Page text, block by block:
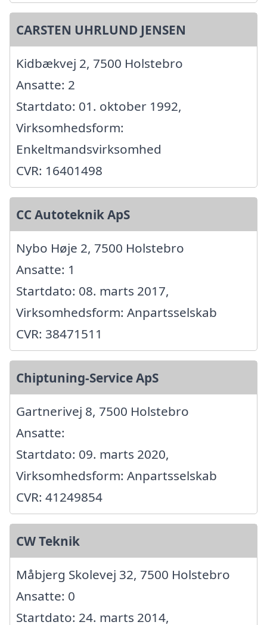
CARSTEN UHRLUND JENSEN
Kidbækvej 2, 7500 Holstebro
Ansatte: 2
Startdato: 01. oktober 1992,
Virksomhedsform:
Enkeltmandsvirksomhed
CVR: 16401498
CC Autoteknik ApS
Nybo Høje 2, 7500 Holstebro
Ansatte: 1
Startdato: 08. marts 2017,
Virksomhedsform: Anpartsselskab
CVR: 38471511
Chiptuning-Service ApS
Gartnerivej 8, 7500 Holstebro
Ansatte:
Startdato: 09. marts 2020,
Virksomhedsform: Anpartsselskab
CVR: 41249854
CW Teknik
Måbjerg Skolevej 32, 7500 Holstebro
Ansatte: 0
Startdato: 24. marts 2014,